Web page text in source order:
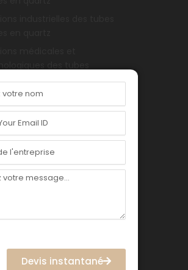
des tubes
en quartz
futures et innovations
tubes capillaires en quartz
aux questions)
Devis instantané